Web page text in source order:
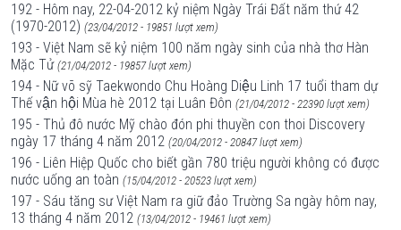
192 - Hôm nay, 22-04-2012 kỷ niệm Ngày Trái Đất năm thứ 42
(1970-2012) (23/04/2012 - 19851 lượt xem)
193 - Việt Nam sẽ kỷ niệm 100 năm ngày sinh của nhà thơ Hàn
Mặc Tử (21/04/2012 - 19857 lượt xem)
194 - Nữ võ sỹ Taekwondo Chu Hoàng Diệu Linh 17 tuổi tham dự
Thế vận hội Mùa hè 2012 tại Luân Đôn (21/04/2012 - 22390 lượt xem)
195 - Thủ đô nước Mỹ chào đón phi thuyền con thoi Discovery
ngày 17 tháng 4 năm 2012 (20/04/2012 - 20847 lượt xem)
196 - Liên Hiệp Quốc cho biết gần 780 triệu người không có được
nước uống an toàn (15/04/2012 - 20523 lượt xem)
197 - Sáu tăng sư Việt Nam ra giữ đảo Trường Sa ngày hôm nay,
13 tháng 4 năm 2012 (13/04/2012 - 19461 lượt xem)